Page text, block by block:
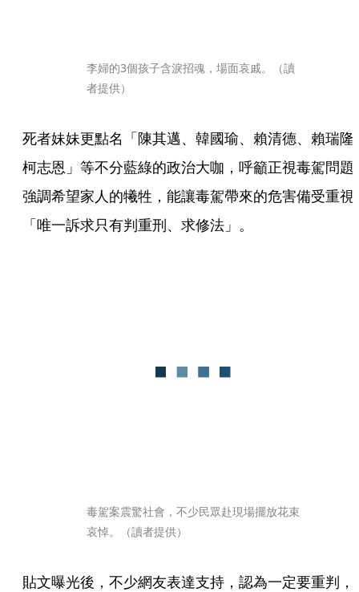
李婦的3個孩子含淚招魂，場面哀戚。（讀
者提供）
死者妹妹更點名「陳其邁、韓國瑜、賴清德、賴瑞隆
柯志恩」等不分藍綠的政治大咖，呼籲正視毒駕問題
強調希望家人的犧牲，能讓毒駕帶來的危害備受重視
「唯一訴求只有判重刑、求修法」。
毒駕案震驚社會，不少民眾赴現場擺放花束
哀悼。（讀者提供）
貼文曝光後，不少網友表達支持，認為一定要重判，